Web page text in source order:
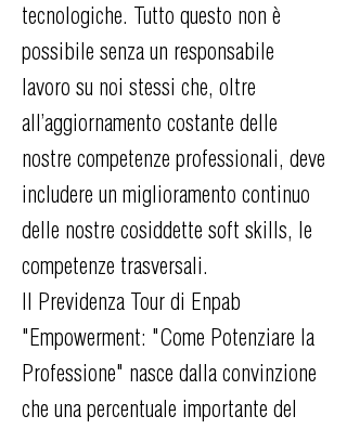
tecnologiche. Tutto questo non è
possibile senza un responsabile
lavoro su noi stessi che, oltre
all’aggiornamento costante delle
nostre competenze professionali, deve
includere un miglioramento continuo
delle nostre cosiddette soft skills, le
competenze trasversali.
Il Previdenza Tour di Enpab
"Empowerment: "Come Potenziare la
Professione" nasce dalla convinzione
che una percentuale importante del